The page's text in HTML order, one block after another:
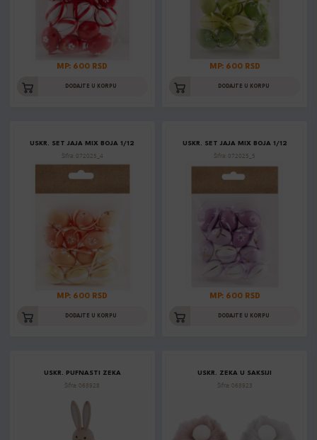
MP: 600 RSD
DODAJTE U KORPU
MP: 600 RSD
DODAJTE U KORPU
USKR. SET JAJA MIX BOJA 1/12
Šifra: 072025_4
MP: 600 RSD
DODAJTE U KORPU
USKR. SET JAJA MIX BOJA 1/12
Šifra: 072025_5
MP: 600 RSD
DODAJTE U KORPU
USKR. PUFNASTI ZEKA
Šifra: 068928
USKR. ZEKA U SAKSIJI
Šifra: 068923